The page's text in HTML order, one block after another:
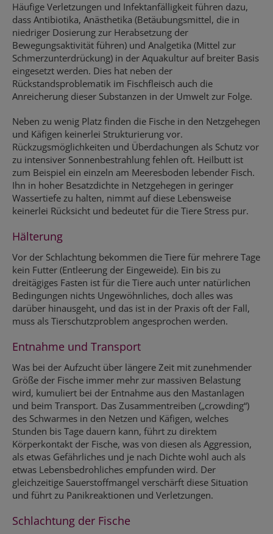
Häufige Verletzungen und Infektanfälligkeit führen dazu,
dass Antibiotika, Anästhetika (Betäubungsmittel, die in
niedriger Dosierung zur Herabsetzung der
Bewegungsaktivität führen) und Analgetika (Mittel zur
Schmerzunterdrückung) in der Aquakultur auf breiter Basis
eingesetzt werden. Dies hat neben der
Rückstandsproblematik im Fischfleisch auch die
Anreicherung dieser Substanzen in der Umwelt zur Folge.
Neben zu wenig Platz finden die Fische in den Netzgehegen
und Käfigen keinerlei Strukturierung vor.
Rückzugsmöglichkeiten und Überdachungen als Schutz vor
zu intensiver Sonnenbestrahlung fehlen oft. Heilbutt ist
zum Beispiel ein einzeln am Meeresboden lebender Fisch.
Ihn in hoher Besatzdichte in Netzgehegen in geringer
Wassertiefe zu halten, nimmt auf diese Lebensweise
keinerlei Rücksicht und bedeutet für die Tiere Stress pur.
Hälterung
Vor der Schlachtung bekommen die Tiere für mehrere Tage
kein Futter (Entleerung der Eingeweide). Ein bis zu
dreitägiges Fasten ist für die Tiere auch unter natürlichen
Bedingungen nichts Ungewöhnliches, doch alles was
darüber hinausgeht, und das ist in der Praxis oft der Fall,
muss als Tierschutzproblem angesprochen werden.
Entnahme und Transport
Was bei der Aufzucht über längere Zeit mit zunehmender
Größe der Fische immer mehr zur massiven Belastung
wird, kumuliert bei der Entnahme aus den Mastanlagen
und beim Transport. Das Zusammentreiben („crowding“)
des Schwarmes in den Netzen und Käfigen, welches
Stunden bis Tage dauern kann, führt zu direktem
Körperkontakt der Fische, was von diesen als Aggression,
als etwas Gefährliches und je nach Dichte wohl auch als
etwas Lebensbedrohliches empfunden wird. Der
gleichzeitige Sauerstoffmangel verschärft diese Situation
und führt zu Panikreaktionen und Verletzungen.
Schlachtung der Fische